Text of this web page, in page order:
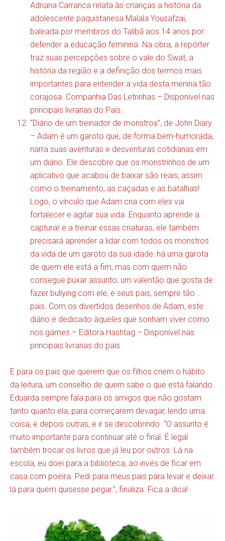
Adriana Carranca relata às crianças a história da
adolescente paquistanesa Malala Yousafzai,
baleada por membros do Talibã aos 14 anos por
defender a educação feminina. Na obra, a repórter
traz suas percepções sobre o vale do Swat, a
história da região e a definição dos termos mais
importantes para entender a vida desta menina tão
corajosa. Companhia Das Letrinhas – Disponível nas
principais livrarias do País.
“Diário de um treinador de monstros”, de John Diary
– Adam é um garoto que, de forma bem-humorada,
narra suas aventuras e desventuras cotidianas em
um diário. Ele descobre que os monstrinhos de um
aplicativo que acabou de baixar são reais, assim
como o treinamento, as caçadas e as batalhas!
Logo, o vínculo que Adam cria com eles vai
fortalecer e agitar sua vida. Enquanto aprende a
capturar e a treinar essas criaturas, ele também
precisará aprender a lidar com todos os monstros
da vida de um garoto da sua idade: há uma garota
de quem ele está a fim, mas com quem não
consegue puxar assunto; um valentão que gosta de
fazer bullying com ele; e seus pais, sempre tão…
pais. Com os divertidos desenhos de Adam, este
diário é dedicado àqueles que sonham viver como
nos games – Editora Hashtag – Disponível nas
principais livrarias do país.
E para os pais que querem que os filhos criem o hábito
da leitura, um conselho de quem sabe o que está falando.
Eduarda sempre fala para os amigos que não gostam
tanto quanto ela, para começarem devagar, lendo uma
coisa, e depois outras, e ir se descobrindo. “O assunto é
muito importante para continuar até o final. É legal
também trocar os livros que já leu por outros. Lá na
escola, eu doei para a biblioteca, ao invés de ficar em
casa com poeira. Pedi para meus pais para levar e deixar
lá para quem quisesse pegar.”, finaliza. Fica a dica!